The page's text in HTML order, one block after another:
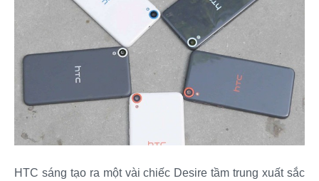
HTC sáng tạo ra một vài chiếc Desire tầm trung xuất sắc